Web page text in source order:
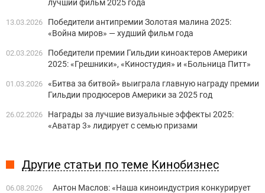
лучший фильм 2025 года
13.03.2026
Победители антипремии Золотая малина 2025:
«Война миров» — худший фильм года
02.03.2026
Победители премии Гильдии киноактеров Америки
2025: «Грешники», «Киностудия» и «Больница Питт»
01.03.2026 «Битва за битвой» выиграла главную награду премии
Гильдии продюсеров Америки за 2025 год
26.02.2026
Награды за лучшие визуальные эффекты 2025:
«Аватар 3» лидирует с семью призами
Другие статьи по теме Кинобизнес
06.08.2026
Антон Маслов: «Наша киноиндустрия конкурирует